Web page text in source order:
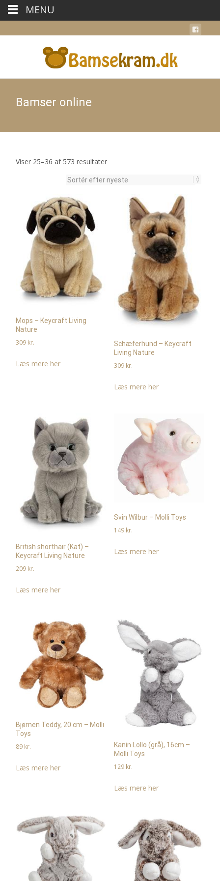
Bamser online
Viser 25–36 af 573 resultaterSorteret
seneste
Mops – Keycraft Living
Nature
309 kr.
Læs mere her
Schæferhund – Keycraft
Living Nature
309 kr.
Læs mere her
British shorthair (Kat) –
Keycraft Living Nature
209 kr.
Læs mere her
Svin Wilbur – Molli Toys
149 kr.
Læs mere her
Bjørnen Teddy, 20 cm – Molli
Toys
89 kr.
Læs mere her
Kanin Lollo (grå), 16cm –
Molli Toys
129 kr.
Læs mere her
MENU